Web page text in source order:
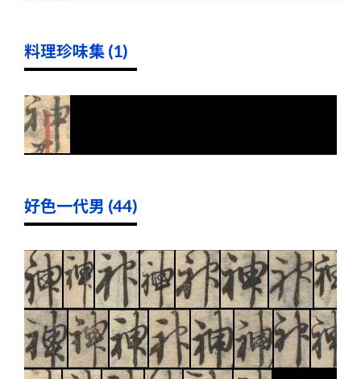
料理珍味集 (1)
好色一代男 (44)